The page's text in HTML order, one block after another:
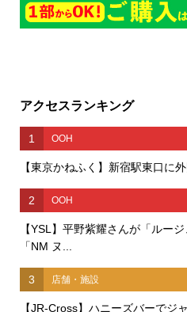
アクセスランキング
1 OOH
【東京かねふく】新宿駅東口に
2 OOH
【YSL】平野紫耀さんが「ルー
「NM ヌ...
3 店舗・施設
【JR-Cross】ハニーズバーでジ